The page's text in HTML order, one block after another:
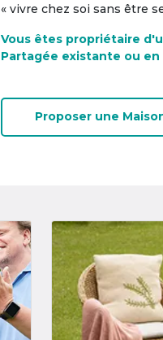
« vivre chez soi sans être
Vous êtes propriétaire
Partagée existante ou
Proposer une